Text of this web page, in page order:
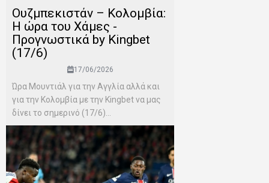
Ουζμπεκιστάν – Κολομβία:
Η ώρα του Χάμες -
Προγνωστικά by Kingbet
(17/6)
17/06/2026
Ώρα Μουντιάλ για την Αγγλία αλλά και
για την Κολομβία με την Kingbet να μας
δίνει το σημερινό (17/6)...